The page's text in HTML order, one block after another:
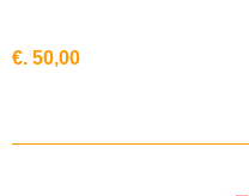
€. 50,00